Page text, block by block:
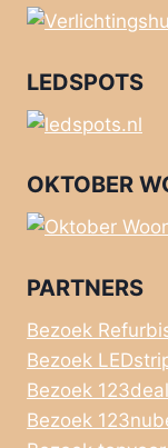
LEDSPOTS
OKTOBER
PARTNERS
Bezoek
Bezoek
Bezoek
Bezoek